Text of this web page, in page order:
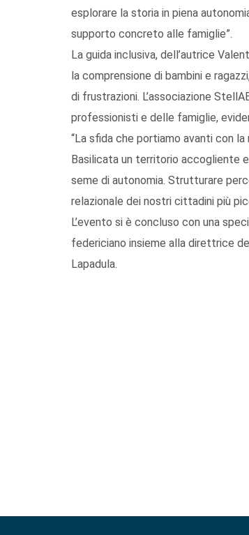
esplorare la storia in piena
supporto concreto alle famiglie”.
La guida inclusiva, dell’autrice
la comprensione di bambini e
di frustrazioni. L’associazione
professionisti e delle famiglie,
“La sfida che portiamo avanti con
Basilicata un territorio accogliente
seme di autonomia. Strutturare
relazionale dei nostri cittadini più
L’evento si è concluso con una
federiciano insieme alla direttrice
Lapadula.